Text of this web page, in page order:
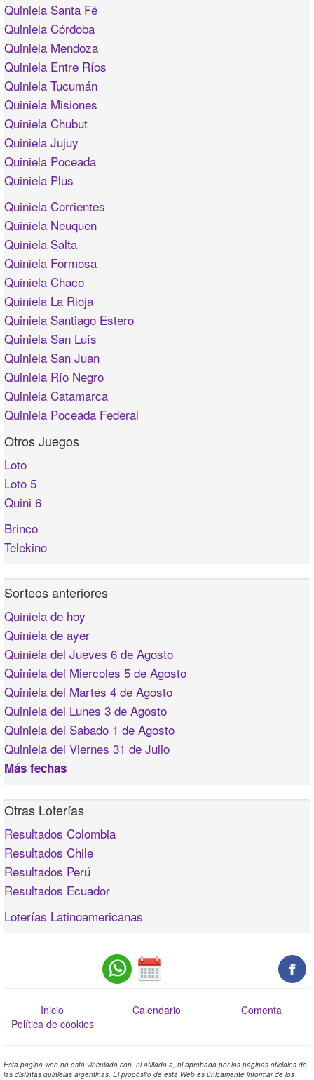
Quiniela Santa Fé
Quiniela Córdoba
Quiniela Mendoza
Quiniela Entre Ríos
Quiniela Tucumán
Quiniela Misiones
Quiniela Chubut
Quiniela Jujuy
Quiniela Poceada
Quiniela Plus
Quiniela Corrientes
Quiniela Neuquen
Quiniela Salta
Quiniela Formosa
Quiniela Chaco
Quiniela La Rioja
Quiniela Santiago Estero
Quiniela San Luís
Quiniela San Juan
Quiniela Río Negro
Quiniela Catamarca
Quiniela Poceada Federal
Otros Juegos
Loto
Loto 5
Quini 6
Brinco
Telekino
Sorteos anteriores
Quiniela de hoy
Quiniela de ayer
Quiniela del Jueves 6 de Agosto
Quiniela del Miercoles 5 de Agosto
Quiniela del Martes 4 de Agosto
Quiniela del Lunes 3 de Agosto
Quiniela del Sabado 1 de Agosto
Quiniela del Viernes 31 de Julio
Más fechas
Otras Loterías
Resultados Colombia
Resultados Chile
Resultados Perú
Resultados Ecuador
Loterías Latinoamericanas
Inicio Calendario
Comenta
Política de cookies
Esta página web no está vinculada con, ni afiliada a, ni aprobada por las páginas oficiales de
las distintas quinielas argentinas. El propósito de está Web es únicamente informar de los